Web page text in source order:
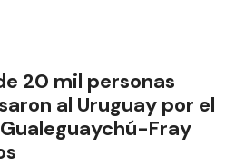
20 mil personas
al Uruguay por el
Fray